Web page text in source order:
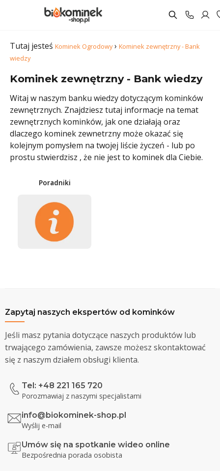
Tutaj jesteś Kominek Ogrodowy› Kominek zewnętrzny - Bank
wiedzy
Kominek zewnętrzny - Bank wiedzy
Witaj w naszym banku wiedzy dotyczącym kominków
zewnętrznych. Znajdziesz tutaj informacje na temat
zewnętrznych kominków, jak one działają oraz
dlaczego kominek zewnetrzny może okazać się
kolejnym pomysłem na twojej liście życzeń - lub po
prostu stwierdzisz , że nie jest to kominek dla Ciebie.
Poradniki
Zapytaj naszych ekspertów od kominków
Jeśli masz pytania dotyczące naszych produktów lub
trwającego zamówienia, zawsze możesz skontaktować
się z naszym działem obsługi klienta.
Tel: +48 221 165 720
Porozmawiaj z naszymi specjalistami
info@biokominek-shop.pl
Wyślij e-mail
Umów się na spotkanie wideo online
Bezpośrednia porada osobista